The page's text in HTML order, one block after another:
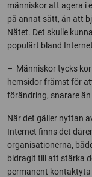
människor att agera i
på annat sätt, än att
Nätet. Det skulle
populärt bland
– Människor tycks
hemsidor främst för
förändring, snarare
När det gäller nyttan
Internet finns det
organisationerna,
bidragit till att stärka
permanent